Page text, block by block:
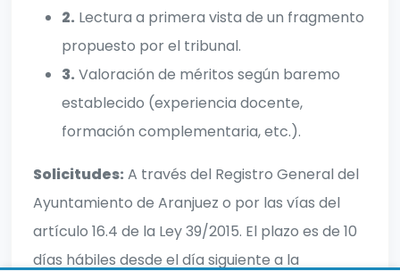
2. Lectura a primera vista de un fragmento
propuesto por el tribunal.
3. Valoración de méritos según baremo
establecido (experiencia docente,
formación complementaria, etc.).
Solicitudes: A través del Registro General del
Ayuntamiento de Aranjuez o por las vías del
artículo 16.4 de la Ley 39/2015. El plazo es de 10
días hábiles desde el día siguiente a la